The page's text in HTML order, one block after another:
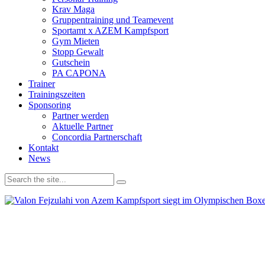
Krav Maga
Gruppentraining und Teamevent
Sportamt x AZEM Kampfsport
Gym Mieten
Stopp Gewalt
Gutschein
PA CAPONA
Trainer
Trainingszeiten
Sponsoring
Partner werden
Aktuelle Partner
Concordia Partnerschaft
Kontakt
News